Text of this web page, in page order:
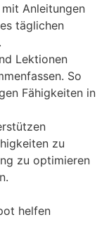
Anleitungen
täglichen
Lektionen
So
Fähigkeiten in
zu
zu optimieren
helfen